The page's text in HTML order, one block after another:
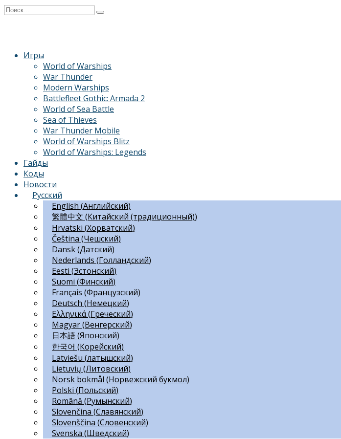
Перейти
Search
Игры
World of Warships
War Thunder
Modern Warships
Battlefleet Gothic: Armada 2
World of Sea Battle
Sea of Thieves
War Thunder Mobile
World of Warships Blitz
World of Warships: Legends
Гайды
Коды
Новости
Русский
English (Английский)
繁體中文 (Китайский (традиционный))
Hrvatski (Хорватский)
Čeština (Чешский)
Dansk(Датский)
Nederlands (Голландский)
Eesti (Эстонский)
Suomi (Финский)
Français (Французский)
Deutsch (Немецкий)
Ελληνικά(Греческий)
Magyar(Венгерский)
日本語(Японский)
한국어 (Корейский)
Latviešu (латышский)
Lietuvių (Литовский)
Norsk bokmål (Норвежский букмол)
Polski (Польский)
Română (Румынский)
Slovenčina (Славянский)
Slovenščina (Словенский)
Svenska (Шведский)